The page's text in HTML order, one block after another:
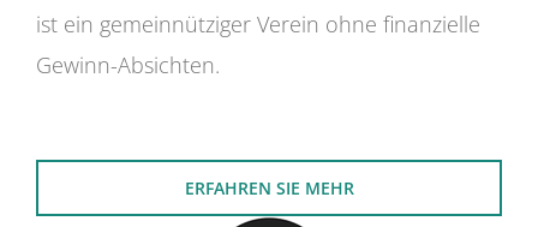
ist ein gemeinnütziger Verein ohne finanzielle
Gewinn-Absichten.
ERFAHREN SIE MEHR